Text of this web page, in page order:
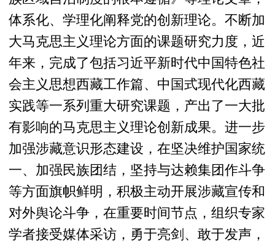
体系化、学理化阐释党的创新理论。不断加
大马克思主义理论方面的课题研究力度，近
年来，完成了包括习近平新时代中国特色社
会主义思想西藏工作篇、中国式现代化西藏
实践等一系列重大研究课题，产出了一大批
有影响的马克思主义理论创新成果。进一步
加强涉藏意识形态建设，在坚决维护国家统
一、加强民族团结，坚持与达赖集团作斗争
等方面旗帜鲜明，积极主动开展涉藏宣传和
对外舆论斗争，在重要时间节点，组织专家
学者接受媒体采访，勇于亮剑、敢于发声，